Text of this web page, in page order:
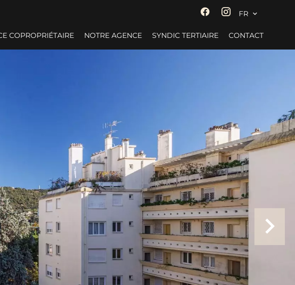
FR
COPROPRIÉTAIRE NOTRE AGENCE SYNDIC TERTIAIRE CONTACT